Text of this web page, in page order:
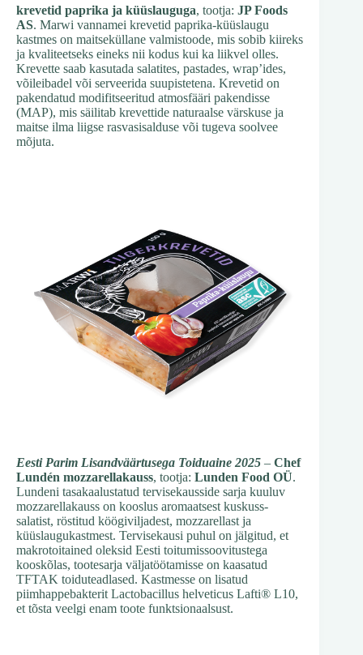
krevetid paprika ja küüslauguga, tootja: JP Foods
AS. Marwi vannamei krevetid paprika-küüslaugu
kastmes on maitseküllane valmistoode, mis sobib kiireks
ja kvaliteetseks eineks nii kodus kui ka liikvel olles.
Krevette saab kasutada salatites, pastades, wrap’ides,
võileibadel või serveerida suupistetena. Krevetid on
pakendatud modifitseeritud atmosfääri pakendisse
(MAP), mis säilitab krevettide naturaalse värskuse ja
maitse ilma liigse rasvasisalduse või tugeva soolvee
mõjuta.
Eesti Parim Lisandväärtusega Toiduaine 2025 – Chef
Lundén mozzarellakauss, tootja: Lunden Food OÜ.
Lundeni tasakaalustatud tervisekausside sarja kuuluv
mozzarellakauss on kooslus aromaatsest kuskuss-
salatist, röstitud köögiviljadest, mozzarellast ja
küüslaugukastmest. Tervisekausi puhul on jälgitud, et
makrotoitained oleksid Eesti toitumissoovitustega
kooskõlas, tootesarja väljatöötamisse on kaasatud
TFTAK toiduteadlased. Kastmesse on lisatud
piimhappebakterit Lactobacillus helveticus Lafti® L10,
et tõsta veelgi enam toote funktsionaalsust.